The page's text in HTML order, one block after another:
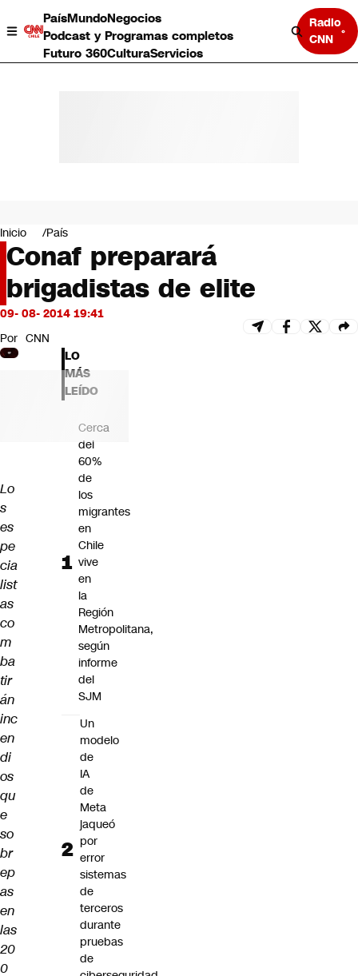
PaísMundoNegocios
Podcast y Programas completos
Futuro 360CulturaServicios
Radio
CNN
Negocios
Deportes
Programas completos
Cultura
Servicios
Bits
CNN Data
CNN tiempo
Futuro 360
Inicio País
Conaf preparará
brigadistas de elite
09- 08- 2014 19:41
Por CNN
Lo
s
es
pe
cia
list
as
co
m
ba
tir
án
inc
en
di
os
qu
e
so
br
ep
as
en
las
20
0
LO
MÁS
LEÍDO
Cerca
del
60%
de
los
migrantes
en
Chile
vive
en
la
Región
Metropolitana,
según
informe
del
SJM
Un
modelo
de
IA
de
Meta
jaqueó
por
error
sistemas
de
terceros
durante
pruebas
de